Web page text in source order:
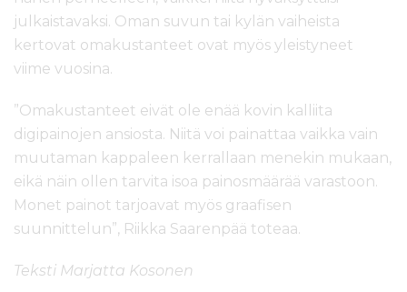
julkaistavaksi. Oman suvun tai kylän vaiheista
kertovat omakustanteet ovat myös yleistyneet
viime vuosina.
”Omakustanteet eivät ole enää kovin kalliita
digipainojen ansiosta. Niitä voi painattaa vaikka vain
muutaman kappaleen kerrallaan menekin mukaan,
eikä näin ollen tarvita isoa painosmäärää varastoon.
Monet painot tarjoavat myös graafisen
suunnittelun”, Riikka Saarenpää toteaa.
Teksti Marjatta Kosonen